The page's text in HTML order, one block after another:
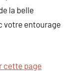
la belle
votre entourage
cette page